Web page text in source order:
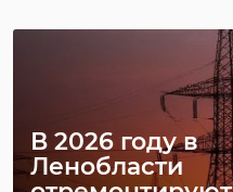
В 2026 году в
Ленобласти